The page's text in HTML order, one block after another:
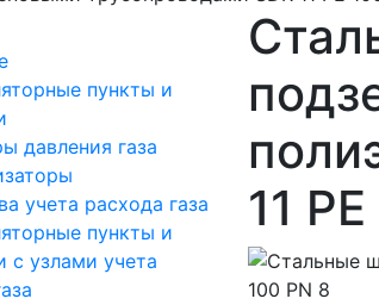
пункты и
давления газа
учета расхода газа
пункты и
с узлами учета
11